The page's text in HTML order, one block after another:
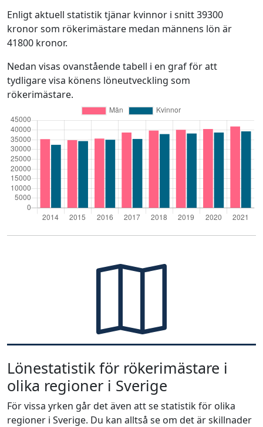
Enligt aktuell statistik tjänar kvinnor i snitt 39300
kronor som rökerimästare medan männens lön är
41800 kronor.
Nedan visas ovanstående tabell i en graf för att
tydligare visa könens löneutveckling som
rökerimästare.
Lönestatistik för rökerimästare i
olika regioner i Sverige
För vissa yrken går det även att se statistik för olika
regioner i Sverige. Du kan alltså se om det är skillnader